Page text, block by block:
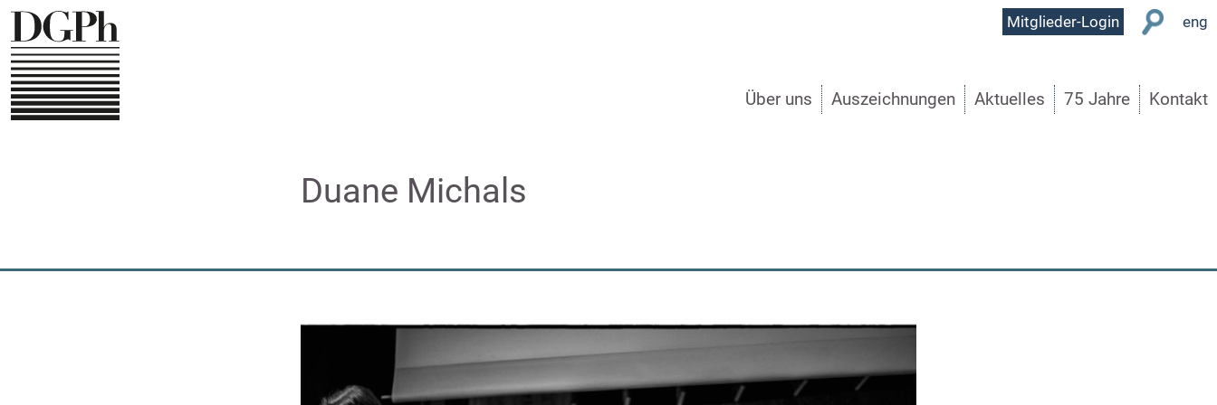
Direkt
zum
Inhalt
User
Mitglieder-Login eng
Über uns Auszeichnungen Aktuelles 75 Jahre Kontakt
Duane Michals